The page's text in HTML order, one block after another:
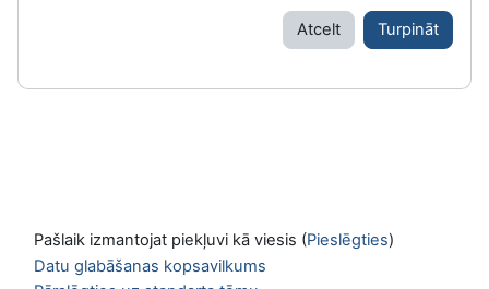
Atcelt Turpināt
Pašlaik izmantojat piekļuvi kā viesis (Pieslēgties)
Datu glabāšanas kopsavilkums